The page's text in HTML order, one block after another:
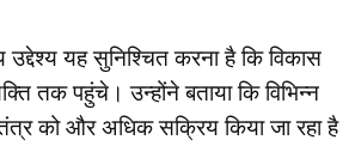
यह सुनिश्चित करना है कि विकास
तक पहुंचे। उन्होंने बताया कि विभिन्न
को और अधिक सक्रिय किया जा रहा है